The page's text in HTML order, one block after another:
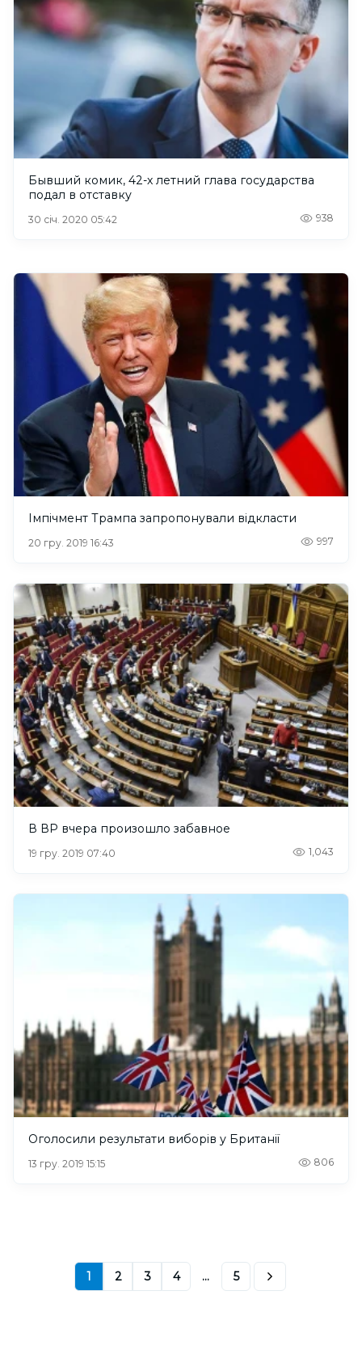
Бывший комик, 42-х летний глава государства
подал в отставку
30 січ. 2020 05:42 938
Імпічмент Трампа запропонували відкласти
20 гру. 2019 16:43 997
В ВР вчера произошло забавное
19 гру. 2019 07:40 1,043
Оголосили результати виборів у Британії
13 гру. 2019 15:15 806
1 2 3 4 ... 5